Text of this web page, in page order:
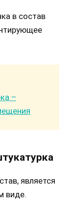
в состав
–
является
виде.